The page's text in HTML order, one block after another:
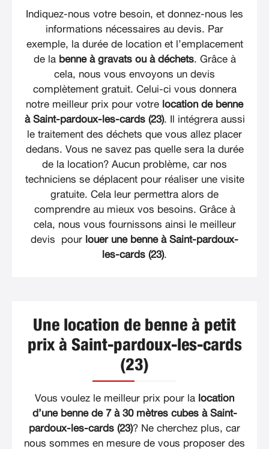
Indiquez-nous votre besoin, et donnez-nous les
informations nécessaires au devis. Par
exemple, la durée de location et l’emplacement
de la benne à gravats ou à déchets. Grâce à
cela, nous vous envoyons un devis
complètement gratuit. Celui-ci vous donnera
notre meilleur prix pour votre location de benne
à Saint-pardoux-les-cards (23). Il intégrera aussi
le traitement des déchets que vous allez placer
dedans. Vous ne savez pas quelle sera la durée
de la location? Aucun problème, car nos
techniciens se déplacent pour réaliser une visite
gratuite. Cela leur permettra alors de
comprendre au mieux vos besoins. Grâce à
cela, nous vous fournissons ainsi le meilleur
devis pour louer une benne à Saint-pardoux-
les-cards (23).
Une location de benne à petit
prix à Saint-pardoux-les-cards
(23)
Vous voulez le meilleur prix pour la location
d’une benne de 7 à 30 mètres cubes à Saint-
pardoux-les-cards (23)? Ne cherchez plus, car
nous sommes en mesure de vous proposer des